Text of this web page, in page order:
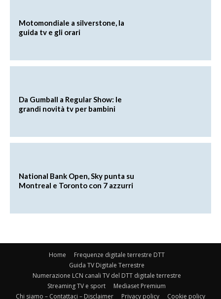
Motomondiale a silverstone, la
guida tv e gli orari
Da Gumball a Regular Show: le
grandi novità tv per bambini
National Bank Open, Sky punta su
Montreal e Toronto con 7 azzurri
Home
Frequenze digitale terrestre DTT
Guida TV Digitale Terrestre
Numerazione LCN canali TV del DTT digitale terrestre
Streaming TV e sport
Mediaset Premium
Chi siamo – Contattaci – Disclaimer
Privacy policy Cookie policy